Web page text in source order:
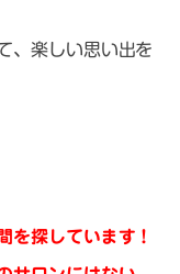
、楽しい思い出を
を探しています！